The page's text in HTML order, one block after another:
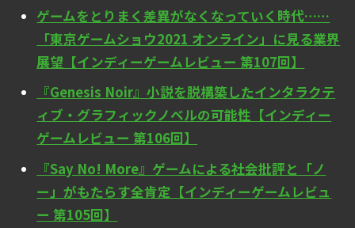
ゲームをとりまく差異がなくなっていく時代……
「東京ゲームショウ2021 オンライン」に見る業界
展望【インディーゲームレビュー 第107回】
『Genesis Noir』小説を脱構築したインタラクテ
ィブ・グラフィックノベルの可能性【インディー
ゲームレビュー 第106回】
『Say No! More』ゲームによる社会批評と「ノ
ー」がもたらす全肯定【インディーゲームレビュ
ー 第105回】